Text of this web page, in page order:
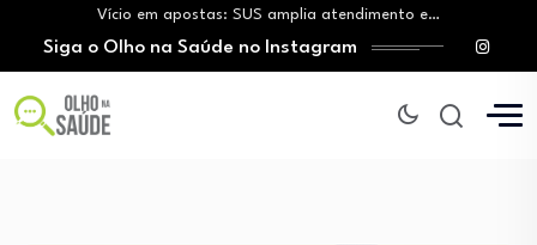
Vício em apostas: SUS amplia atendimento e…
Tratamento do câncer de mama e a…
Vingança da hora de dormir: O novo…
Mitos sobre a testosterona colocam em risco…
Siga o Olho na Saúde no Instagram